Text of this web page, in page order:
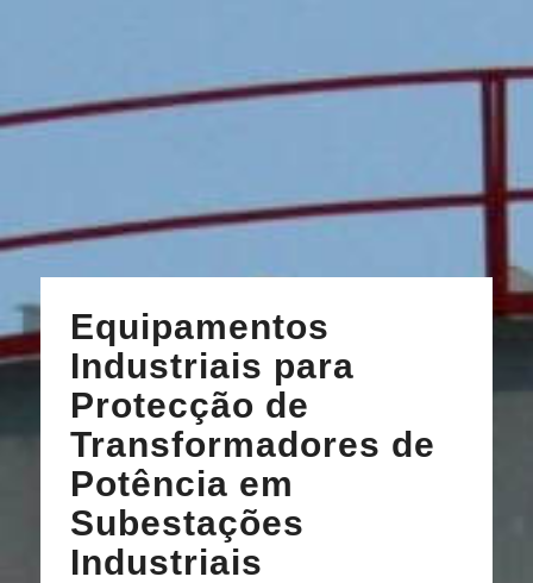
Equipamentos
Industriais para
Protecção de
Transformadores de
Potência em
Subestações
Industriais